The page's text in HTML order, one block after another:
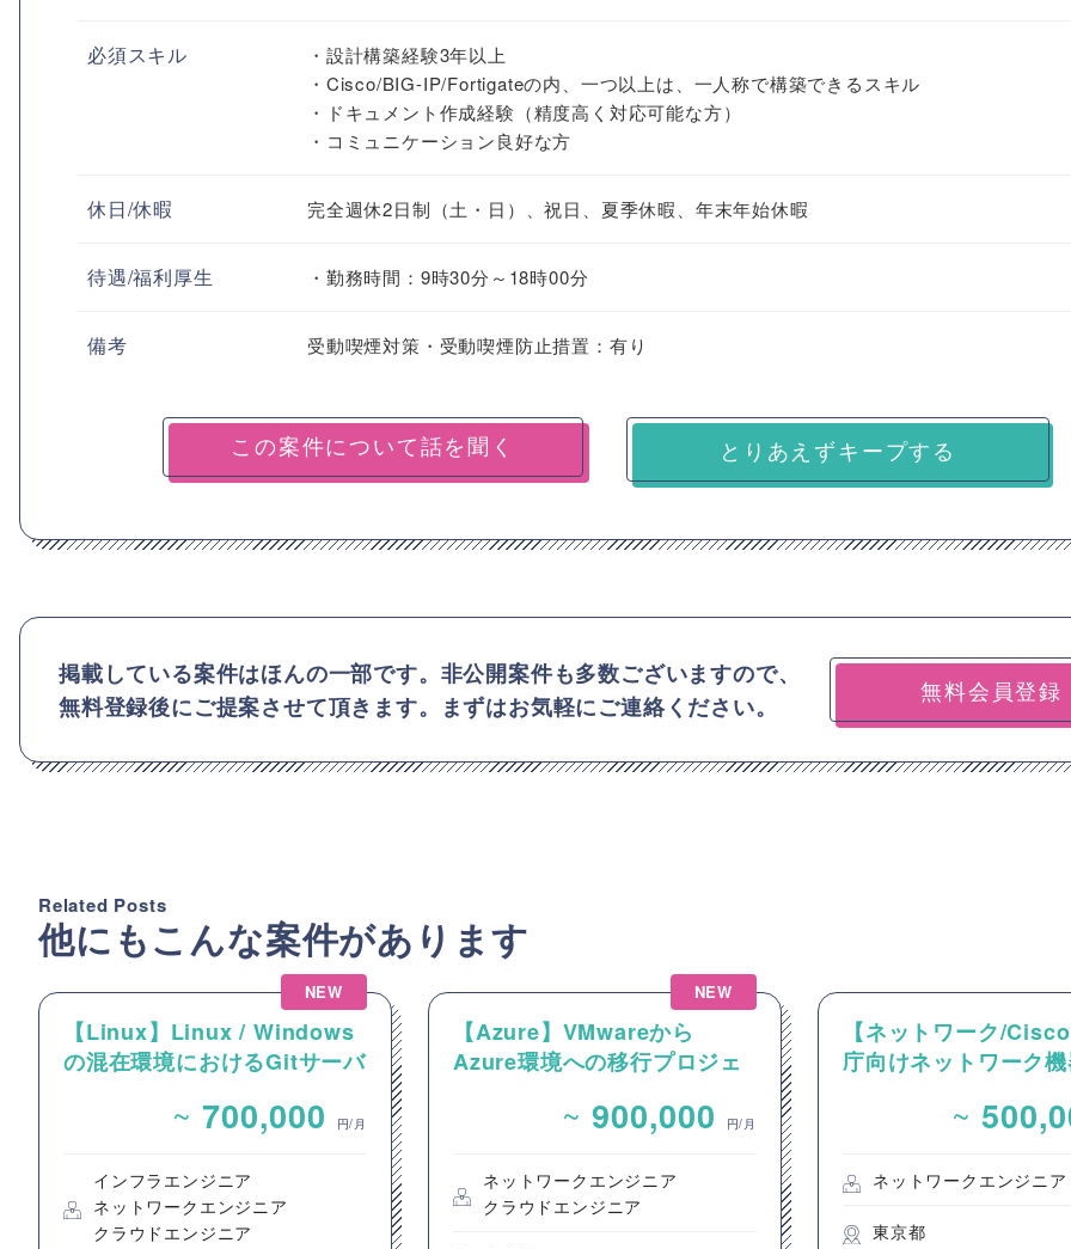
必須スキル
・設計構築経験3年以上
・Cisco/BIG-IP/Fortigateの内、一つ以上は、一人称で構築できるスキル
・ドキュメント作成経験（精度高く対応可能な方）
・コミュニケーション良好な方
休日/休暇 完全週休2日制（土・日）、祝日、夏季休暇、年末年始休暇
待遇/福利厚生 ・勤務時間：9時30分～18時00分
備考 受動喫煙対策・受動喫煙防止措置：有り
とりあえずキープする
掲載している案件はほんの一部です。非公開案件も多数ございますので、
無料登録後にご提案させて頂きます。まずはお気軽にご連絡ください。
無料会員登録
Related Posts
他にもこんな案件があります
NEW
【Linux】Linux / Windows
の混在環境におけるGitサーバ
~ 700,000 円/月
インフラエンジニア
ネットワークエンジニア
クラウドエンジニア
NEW
【Azure】VMwareから
Azure環境への移行プロジェ
ワークおよびAVS基盤の設計
~ 900,000 円/月
ネットワークエンジニア
クラウドエンジニア
【ネットワーク/
庁向けネットワーク
~
ネットワークエンジニア
東京都